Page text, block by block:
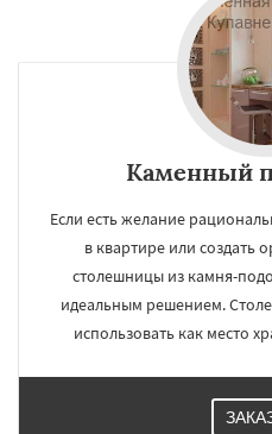
Каменный
Если есть желание
в квартире или создать
столешницы из камня-
идеальным решением.
использовать как место